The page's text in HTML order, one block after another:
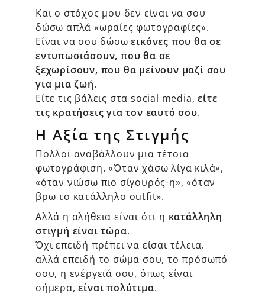
Και ο στόχος μου δεν είναι να σου
δώσω απλά «ωραίες φωτογραφίες».
Είναι να σου δώσωεικόνες που θα σε
εντυπωσιάσουν, που θα σε
ξεχωρίσουν, που θα μείνουν μαζί σου
για μια ζωή.
Είτε τις βάλεις στα social media,είτε
τις κρατήσεις για τον εαυτό σου.
Η Αξία της Στιγμής
Πολλοί αναβάλλουν μια τέτοια
φωτογράφιση. «Όταν χάσω λίγα κιλά»,
«όταν νιώσω πιο σίγουρός-η», «όταν
βρω το κατάλληλο outfit».
Αλλά η αλήθεια είναι ότι η κατάλληλη
στιγμή είναι τώρα.
Όχι επειδή πρέπει να είσαι τέλεια,
αλλά επειδή το σώμα σου, το πρόσωπό
σου, η ενέργειά σου, όπως είναι
σήμερα,είναι πολύτιμα.